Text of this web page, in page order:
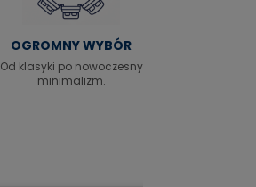
OGROMNY WYBÓR
Od klasyki po nowoczesny
minimalizm.